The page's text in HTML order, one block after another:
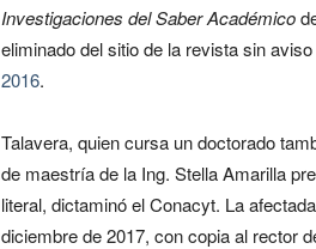
Investigaciones del Saber Académico
eliminado del sitio de la revista sin
2016.
Talavera, quien cursa un doctorado
de maestría de la Ing. Stella Amarilla
literal, dictaminó el Conacyt. La
diciembre de 2017, con copia al rector